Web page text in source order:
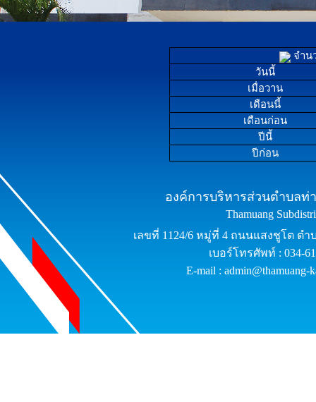
จำน
วันนี้
เมื่อวาน
เดือนนี้
เดือนก่อน
ปีนี้
ปีก่อน
องค์การบริหารส่วนตำบลท่
Thamuang
เลขที่ 1124/6 หมู่ที่ 4 ถนนแสงชูโต ต
เบอร์โทรศัพท์ : 034-
E-mail : admin@thamuang-